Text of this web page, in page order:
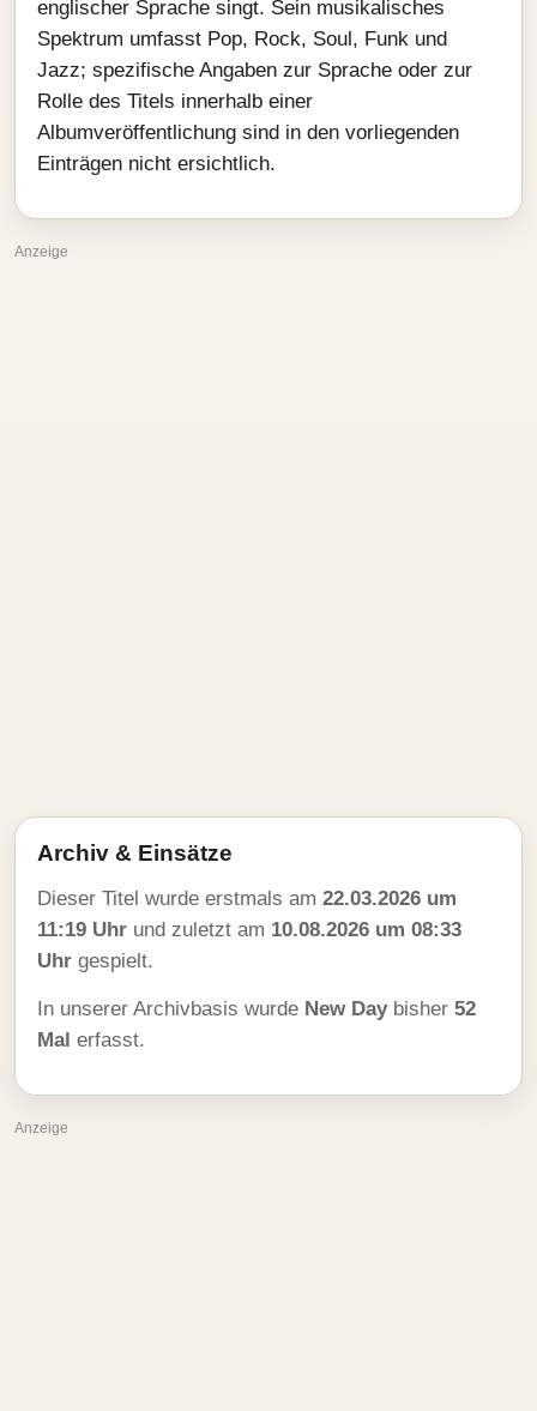
englischer Sprache singt. Sein musikalisches
Spektrum umfasst Pop, Rock, Soul, Funk und
Jazz; spezifische Angaben zur Sprache oder zur
Rolle des Titels innerhalb einer
Albumveröffentlichung sind in den vorliegenden
Einträgen nicht ersichtlich.
Anzeige
Archiv & Einsätze
Dieser Titel wurde erstmals am 22.03.2026 um
11:19 Uhr und zuletzt am 10.08.2026 um 08:33
Uhr gespielt.
In unserer Archivbasis wurde New Daybisher 52
Mal erfasst.
Anzeige